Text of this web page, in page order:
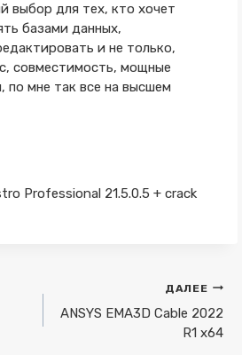
выбор для тех, кто хочет
базами данных,
и не только,
совместимость, мощные
по мне так все на высшем
Professional 21.5.0.5 + crack
ДАЛЕЕ
ANSYS EMA3D Cable 2022
R1 x64